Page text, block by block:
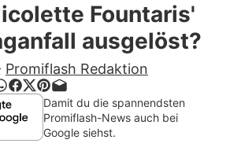
Stars
Filme & Serien
Lifestyle
Familie & Liebe
Fountaris'
ausgelöst?
Promiflash Redaktion
Damit du die spannendsten
Promiflash-News auch bei
Google siehst.